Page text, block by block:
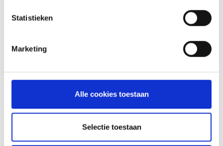
Statistieken
Marketing
Alle cookies toestaan
Selectie toestaan
INSOL Europe – Annual Congress 2025 in
Annual Congress van INSOL Europe plaats, met als
Lessons from the Past, Steps into the Future.”